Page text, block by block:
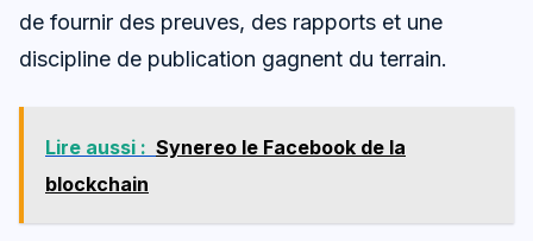
de fournir des preuves, des rapports et une
discipline de publication gagnent du terrain.
Lire aussi : Synereo le Facebook de la
blockchain